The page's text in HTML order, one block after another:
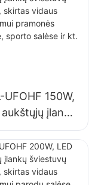
UFOHF 150W,
aukštųjų įlankų
tiekėjas,
vidaus
įmonėse,